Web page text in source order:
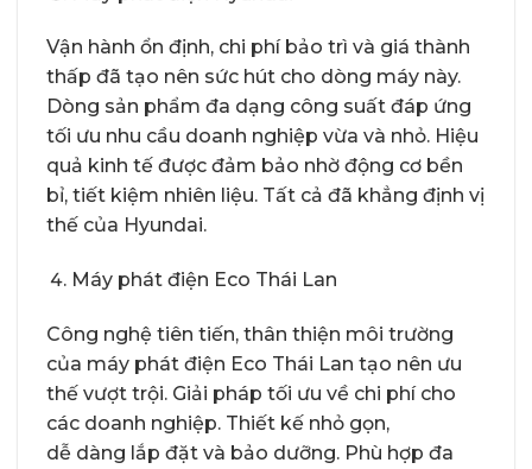
Vận hành ổn định, chi phí bảo trì và giá thành
thấp đã tạo nên sức hút cho dòng máy này.
Dòng sản phẩm đa dạng công suất đáp ứng
tối ưu nhu cầu doanh nghiệp vừa và nhỏ. Hiệu
quả kinh tế được đảm bảo nhờ động cơ bền
bỉ, tiết kiệm nhiên liệu. Tất cả đã khẳng định vị
thế của Hyundai.
Máy phát điện Eco Thái Lan
Công nghệ tiên tiến, thân thiện môi trường
của máy phát điện Eco Thái Lan tạo nên ưu
thế vượt trội. Giải pháp tối ưu về chi phí cho
các doanh nghiệp. Thiết kế nhỏ gọn,
dễ dàng lắp đặt và bảo dưỡng. Phù hợp đa